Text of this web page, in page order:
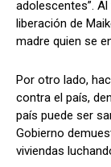
adolescentes”.
liberación de
madre quien se
Por otro lado,
contra el país,
país puede ser
Gobierno
viviendas